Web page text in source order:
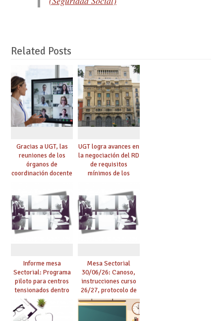
Related Posts
Gracias a UGT, las
reuniones de los
órganos de
coordinación docente
de manera
telemática, sin exigir
presencialidad en el
centro
UGT logra avances en
la negociación del RD
de requisitos
mínimos de los
exige al Ministerio
que los compromisos
se materialicen con
la mayor agilidad
posible
Informe mesa
Sectorial: Programa
piloto para centros
tensionados dentro
del marco del
Acuerdo de Mejoras y
evaluación del curso
Mesa Sectorial
30/06/26: Canoso,
instrucciones curso
26/27, protocolo de
agresiones.